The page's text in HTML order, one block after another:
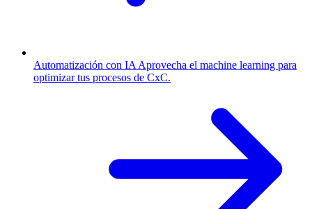
Automatización con IA Aprovecha el machine learning para
optimizar tus procesos de CxC.